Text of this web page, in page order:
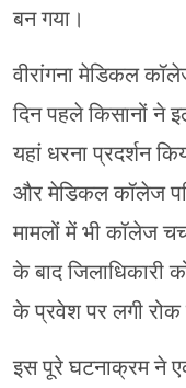
बन गया।
वीरांगना मेडिकल
दिन पहले किसानों ने
यहां धरना प्रदर्शन
और मेडिकल कॉलेज
मामलों में भी कॉलेज
के बाद जिलाधिकारी
के प्रवेश पर लगी रोक
इस पूरे घटनाक्रम ने